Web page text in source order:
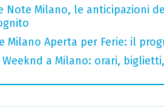
Note Milano, le anticipazioni
Milano Aperta per Ferie: il
Weeknd a Milano: orari,